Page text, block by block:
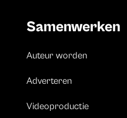
Samenwerken
Auteur worden
Adverteren
Videoproductie